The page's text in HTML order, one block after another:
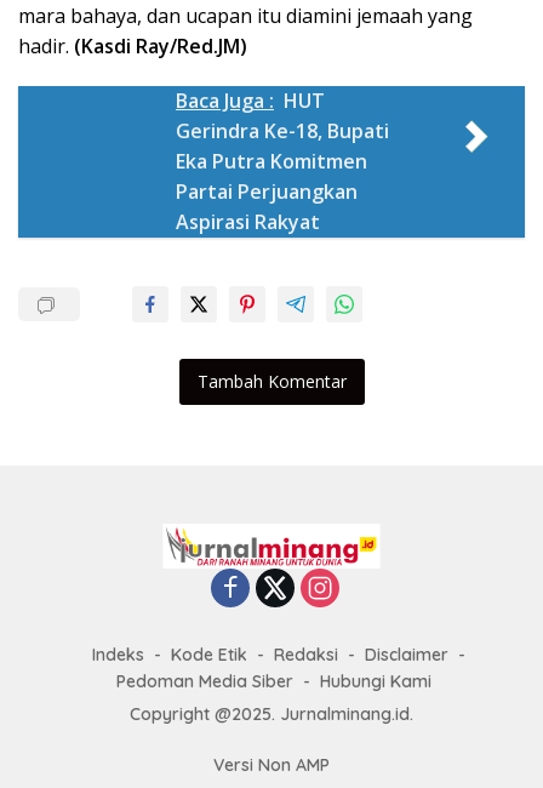
mara bahaya, dan ucapan itu diamini jemaah yang
hadir. (Kasdi Ray/Red.JM)
Baca Juga : HUT
Gerindra Ke-18, Bupati
Eka Putra Komitmen
Partai Perjuangkan
Aspirasi Rakyat
Tambah Komentar
Indeks Kode Etik Redaksi
Disclaimer
Pedoman Media Siber
Hubungi Kami
Copyright @2025. Jurnalminang.id.
Versi Non AMP